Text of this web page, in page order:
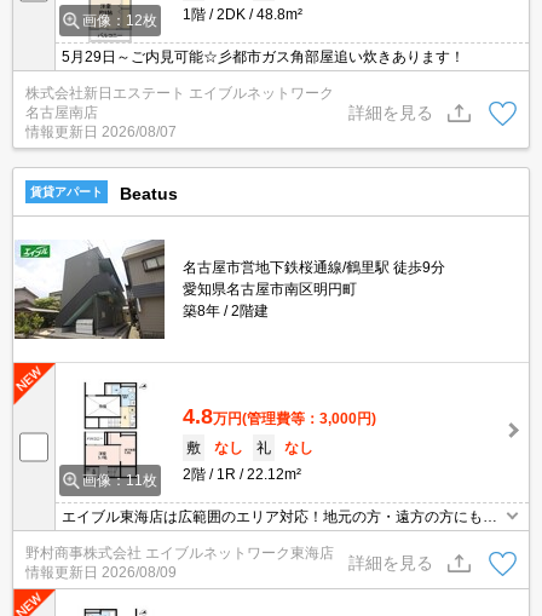
画像：12枚 1階 2DK 48.8m²
5月29日～ご内見可能☆彡都市ガス角部屋追い炊きあります！
株式会社新日エステート エイブルネットワーク
名古屋南店
情報更新日 2026/08/07
詳細を見る
賃貸アパート Beatus
名古屋市営地下鉄桜通線/鶴里駅 徒歩9分
愛知県名古屋市南区明円町
築8年
2階建
画像：11枚
4.8万円(管理費等：3,000円)
敷
なし 礼
なし
2階
1R 22.12m²
エイブル東海店は広範囲のエリア対応！地元の方・遠方の方にも公
平な視点で提案♪見るだけ・オンライン可！
野村商事株式会社 エイブルネットワーク東海店
情報更新日 2026/08/09
詳細を見る